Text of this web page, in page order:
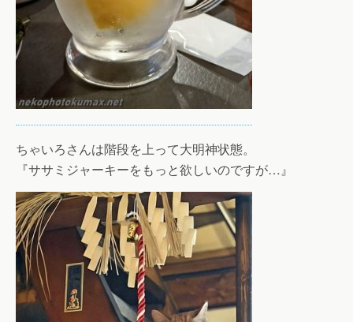
ちゃいろさんは階段を上って大明神状態。
『ササミジャーキーをもっと欲しいのですが…』